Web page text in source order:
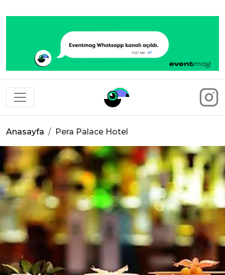
Eventmag
Anasayfa Pera Palace Hotel